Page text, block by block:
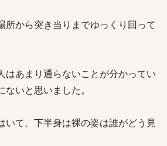
所から突き当りまでゆっくり回って
はあまり通らないことが分かってい
いと思いました。
いて、下半身は裸の姿は誰がどう見